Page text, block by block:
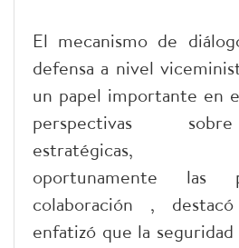
El mecanismo de
defensa a nivel
un papel importante en
perspectivas
estratégicas,
oportunamente las
colaboración ,
enfatizó que la